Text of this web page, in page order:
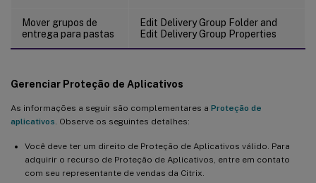
Mover grupos de
entrega para pastas
Edit Delivery Group Folder and
Edit Delivery Group Properties
Gerenciar Proteção de Aplicativos
As informações a seguir são complementares a Proteção de
aplicativos . Observe os seguintes detalhes:
Você deve ter um direito de Proteção de Aplicativos válido. Para
adquirir o recurso de Proteção de Aplicativos, entre em contato
com seu representante de vendas da Citrix.